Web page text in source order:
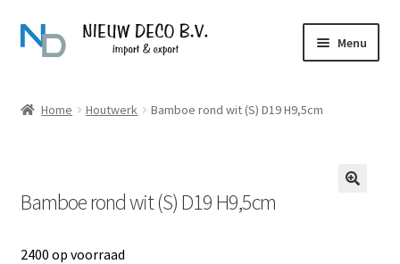
Ga
door
navigatie
Ga
naar
inhoud
Menu
Home Houtwerk Bamboe rond wit (S) D19 H9,5cm
Bamboe rond wit (S) D19 H9,5cm
2400 op voorraad